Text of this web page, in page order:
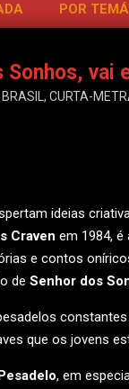
POR
Sonhos, vai
BRASIL , CURTA-
ideias
Craven em 1984,
e contos
de Senhor dos
que os jovens
, em